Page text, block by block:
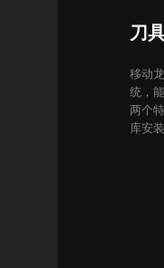
刀
移动
统，
两个
库安